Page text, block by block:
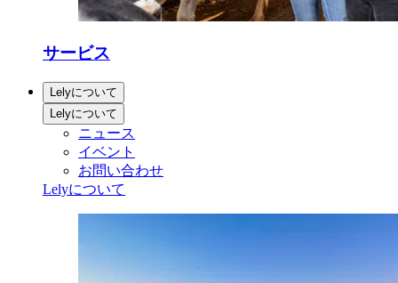
サービス
Lelyについて
Lelyについて
ニュース
イベント
お問い合わせ
Lelyについて